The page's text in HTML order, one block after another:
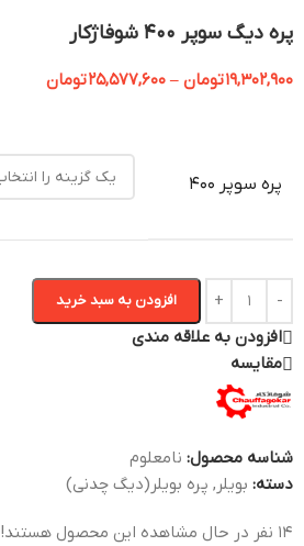
پره دیگ سوپر 400 شوفاژکار
19,302,900تومان –
25,577,600تومان
پره سوپر 400
افزودن به سبد خرید
افزودن به علاقه مندی
مقایسه
شناسه محصول: نامعلوم
دسته: بویلر , پره بویلر(دیگ چدنی)
14 نفر در حال مشاهده این محصول هستند!